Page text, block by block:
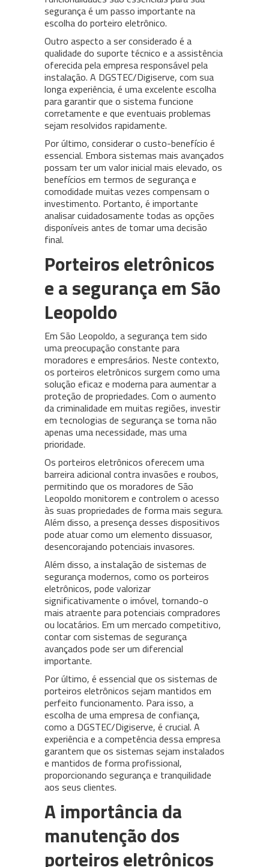
segurança é um passo importante na
escolha do porteiro eletrônico.
Outro aspecto a ser considerado é a
qualidade do suporte técnico e a assistência
oferecida pela empresa responsável pela
instalação. A DGSTEC/Digiserve, com sua
longa experiência, é uma excelente escolha
para garantir que o sistema funcione
corretamente e que eventuais problemas
sejam resolvidos rapidamente.
Por último, considerar o custo-benefício é
essencial. Embora sistemas mais avançados
possam ter um valor inicial mais elevado, os
benefícios em termos de segurança e
comodidade muitas vezes compensam o
investimento. Portanto, é importante
analisar cuidadosamente todas as opções
disponíveis antes de tomar uma decisão
final.
Porteiros eletrônicos
e a segurança em São
Leopoldo
Em São Leopoldo, a segurança tem sido
uma preocupação constante para
moradores e empresários. Neste contexto,
os porteiros eletrônicos surgem como uma
solução eficaz e moderna para aumentar a
proteção de propriedades. Com o aumento
da criminalidade em muitas regiões, investir
em tecnologias de segurança se torna não
apenas uma necessidade, mas uma
prioridade.
Os porteiros eletrônicos oferecem uma
barreira adicional contra invasões e roubos,
permitindo que os moradores de São
Leopoldo monitorem e controlem o acesso
às suas propriedades de forma mais segura.
Além disso, a presença desses dispositivos
pode atuar como um elemento dissuasor,
desencorajando potenciais invasores.
Além disso, a instalação de sistemas de
segurança modernos, como os porteiros
eletrônicos, pode valorizar
significativamente o imóvel, tornando-o
mais atraente para potenciais compradores
ou locatários. Em um mercado competitivo,
contar com sistemas de segurança
avançados pode ser um diferencial
importante.
Por último, é essencial que os sistemas de
porteiros eletrônicos sejam mantidos em
perfeito funcionamento. Para isso, a
escolha de uma empresa de confiança,
como a DGSTEC/Digiserve, é crucial. A
experiência e a competência dessa empresa
garantem que os sistemas sejam instalados
e mantidos de forma profissional,
proporcionando segurança e tranquilidade
aos seus clientes.
A importância da
manutenção dos
porteiros eletrônicos